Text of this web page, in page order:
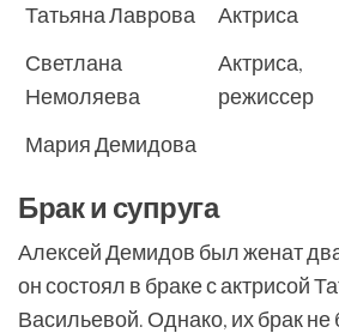
Татьяна Лаврова
Актриса
Светлана
Немоляева
Актриса,
режиссер
Мария Демидова
Брак и супруга
Алексей Демидов был женат
он состоял в браке с актрисой
Васильевой. Однако, их брак